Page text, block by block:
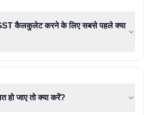
GST कैलकुलेट करने के लिए सबसे पहले क्या
जाए तो क्या करें?